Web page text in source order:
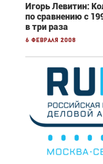
Игорь Левитин:
по сравнению с
в три раза
6 февраля 2008